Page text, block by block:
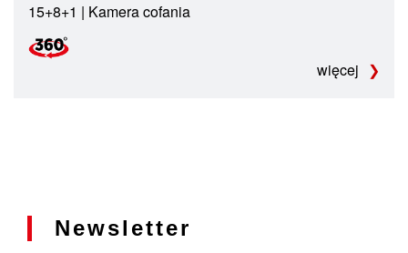
15+8+1 | Kamera cofania
więcej
Newsletter